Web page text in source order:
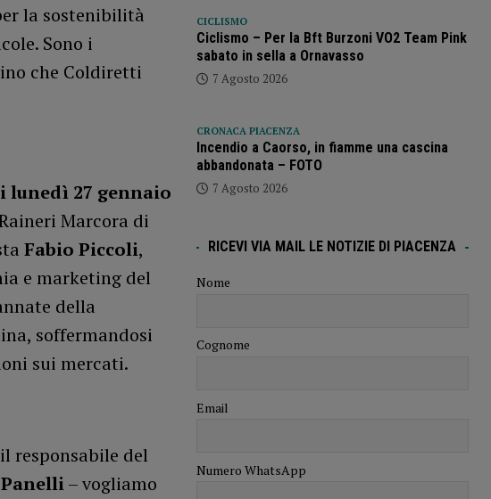
la sostenibilità
Sono i
che Coldiretti
lunedì 27 gennaio
Marcora di
Fabio Piccoli,
e marketing del
della
soffermandosi
sui mercati.
responsabile del
– vogliamo
CICLISMO
Ciclismo – Per la Bft Burzoni VO2 Team Pink
sabato in sella a Ornavasso
7 Agosto 2026
CRONACA PIACENZA
Incendio a Caorso, in fiamme una cascina
abbandonata – FOTO
7 Agosto 2026
RICEVI VIA MAIL LE NOTIZIE DI PIACENZA
Nome
Cognome
Email
Numero WhatsApp